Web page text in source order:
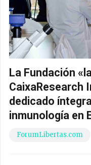
La Fundación
CaixaResearch
dedicado
inmunología en
ForumLibertas.com